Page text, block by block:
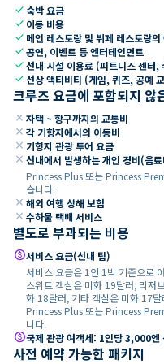
check숙박 요금
check 이동 비용
check 메인 레스토랑 및 뷔페 레스토랑
check공연, 이벤트 등 엔터테인먼트
check선내 시설 이용료 (피트니스 센터
check선상 액티비티 (게임, 퀴즈, 공예
크루즈 요금에 포함되지 않
close 자택 ~ 항구까지의 교통비
close 각 기항지에서의 이동비
close 기항지 관광 투어 요금
close 선내에서 발생하는 개인 경비(음
Princess Plus 또는 Princess
습니다.
close 해외 여행 상해 보험
close 수하물 택배 서비스
별도로 부과되는 비용
paid서비스 요금(선내 팁)
서비스 요금은 1인 1박 기준으로
스위트 객실은 미화 19달러, 리저
화 18달러, 기타 객실은 미화 17달
Princess Plus 또는 Princess
니다.
paid국제 관광 여객세: 1인당 3,000
사전 예약 가능한 패키지